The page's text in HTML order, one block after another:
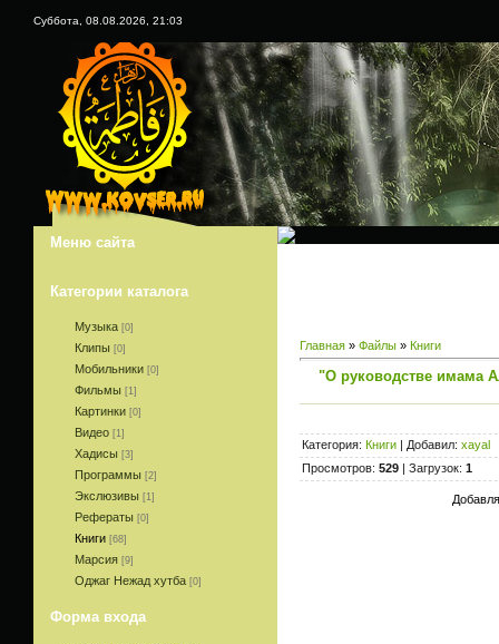
Суббота, 08.08.2026, 21:03
Меню сайта
Категории каталога
Музыка [0]
Клипы [0]
Мобильники [0]
Фильмы [1]
Картинки [0]
Видео [1]
Хадисы [3]
Программы [2]
Экслюзивы [1]
Рефераты [0]
Книги [68]
Марсия [9]
Оджаг Нежад хутба [0]
Форма входа
Главная » Файлы » Книги
"О руководстве имама
Категория: Книги | Добавил: xayal
Просмотров: 529 | Загрузок: 1